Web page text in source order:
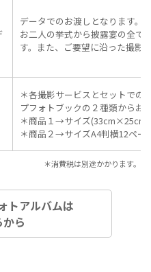
データでのお渡しとなります。
お二人の挙式から披露宴の全て
す。また、ご要望に沿った撮影
＊各撮影サービスとセットでの
プフォトブックの２種類からお
＊商品１→サイズ(33cm×25cm
＊商品２→サイズA4判横12ペー
＊消費税は別途かかります。
トアルバムは
から